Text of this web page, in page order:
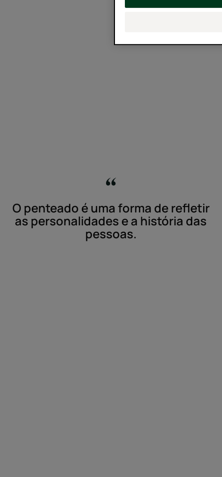
O penteado é uma forma de refletir
as personalidades e a história das
pessoas.